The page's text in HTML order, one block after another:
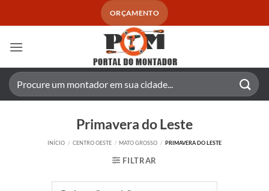
ORÇAMENTO
Pesquisar
por:
Primavera do Leste
INÍCIO / CENTRO OESTE / MATO GROSSO / PRIMAVERA DO LESTE
FILTRAR